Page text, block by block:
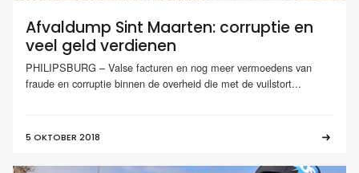
Afvaldump Sint Maarten: corruptie en
veel geld verdienen
PHILIPSBURG – Valse facturen en nog meer vermoedens van
fraude en corruptie binnen de overheid die met de vuilstort...
5 OKTOBER 2018